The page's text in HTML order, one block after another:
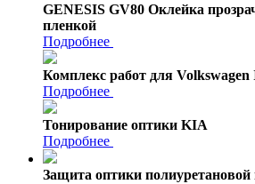
GENESIS GV80 Оклейка
пленкой
Подробнее
Комплекс работ для Volkswagen
Подробнее
Тонирование оптики KIA
Подробнее
Защита оптики полиуретановой